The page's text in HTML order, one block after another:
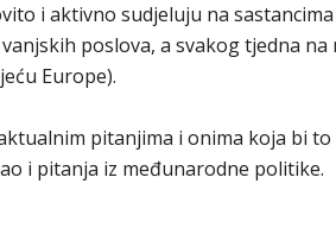
i aktivno sudjeluju na
poslova, a svakog tjedna na
Europe).
pitanjima i onima koja bi
i pitanja iz međunarodne politike.